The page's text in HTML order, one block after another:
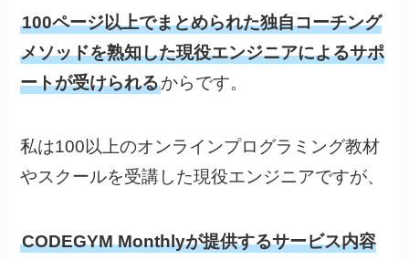
100ページ以上でまとめられた独自コーチング
メソッドを熟知した現役エンジニアによるサポ
ートが受けられるからです。
私は100以上のオンラインプログラミング教材
やスクールを受講した現役エンジニアですが、
CODEGYM Monthlyが提供するサービス内容